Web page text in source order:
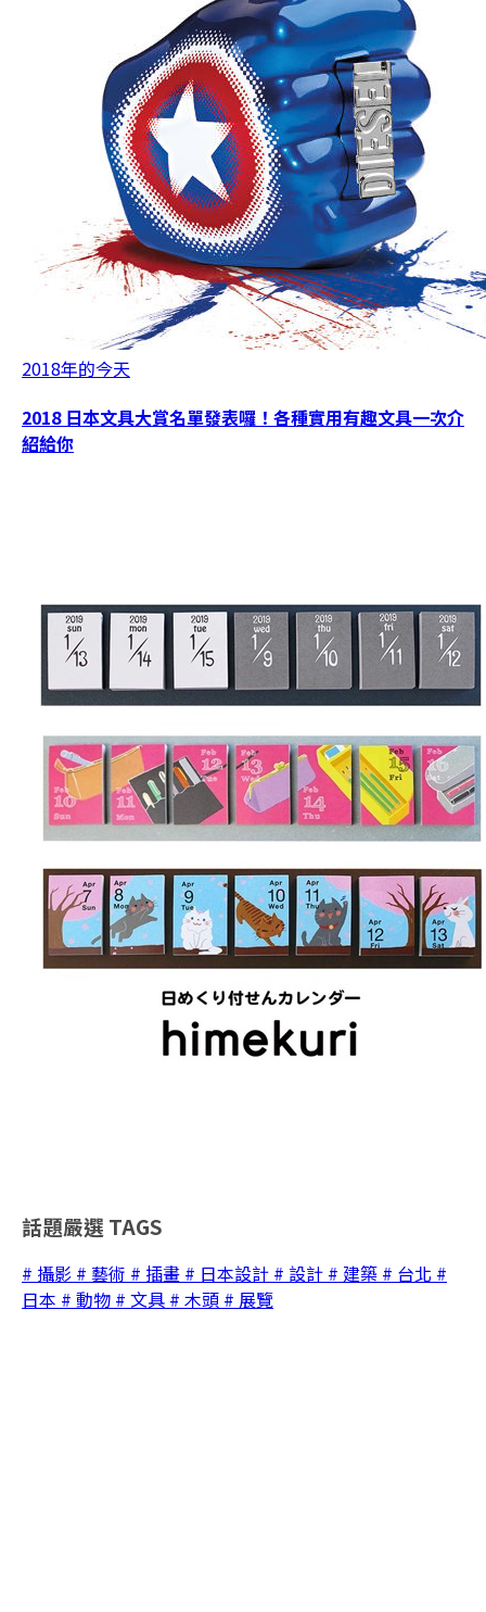
2018年的今天
2018 日本文具大賞名單發表囉！各種實用有趣文具一次介
紹給你
話題嚴選 TAGS
# 攝影 # 藝術 # 插畫 # 日本設計 # 設計 # 建築 # 台北 #
日本 # 動物 # 文具 # 木頭 # 展覽